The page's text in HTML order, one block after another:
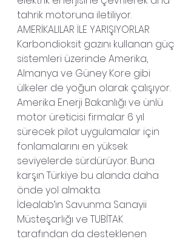
tahrik motoruna iletiliyor.
AMERİKALILAR İLE YARIŞIYORLAR
Karbondioksit gazını kullanan güç
sistemleri üzerinde Amerika,
Almanya ve Güney Kore gibi
ülkeler de yoğun olarak çalışıyor.
Amerika Enerji Bakanlığı ve ünlü
motor üreticisi firmalar 6 yıl
sürecek pilot uygulamalar için
fonlamalarını en yüksek
seviyelerde sürdürüyor. Buna
karşın Türkiye bu alanda daha
önde yol almakta.
İdealab’ın Savunma Sanayii
Müsteşarlığı ve TUBİTAK
tarafından da desteklenen